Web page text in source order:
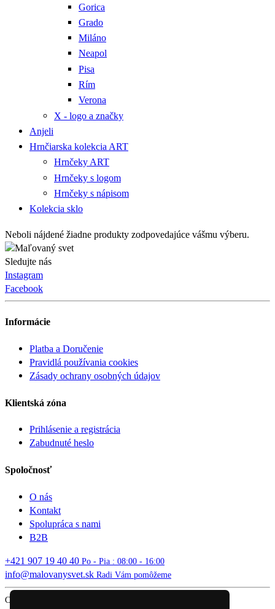
Gorica
Grado
Miláno
Neapol
Pisa
Rím
Verona
X - logo a značky
Anjeli
Hrnčiarska kolekcia ART
Hrnčeky ART
Hrnčeky s logom
Hrnčeky s nápisom
Kolekcia sklo
Neboli nájdené žiadne produkty zodpovedajúce vášmu výberu.
Sledujte nás
Instagram
Facebook
Informácie
Platba a Doručenie
Pravidlá používania cookies
Zásady ochrany osobných údajov
Klientská zóna
Prihlásenie a registrácia
Zabudnuté heslo
Spoločnosť
O nás
Kontakt
Spolupráca s nami
B2B
+421 907 19 40 40 Po - Pia : 08:00 - 16:00
info@malovanysvet.sk Radi Vám pomôžeme
Copyright © 2026 MALOVANÝ SVET. All rights reserved.